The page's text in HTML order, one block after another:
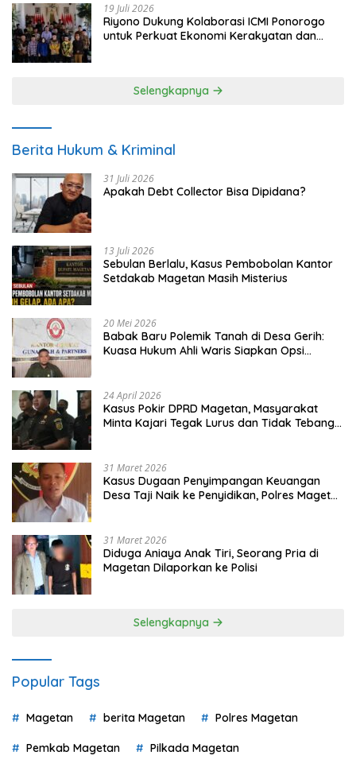
19 Juli 2026
Riyono Dukung Kolaborasi ICMI Ponorogo
untuk Perkuat Ekonomi Kerakyatan dan
Selengkapnya
Berita Hukum & Kriminal
31 Juli 2026
Apakah Debt Collector Bisa Dipidana?
13 Juli 2026
Sebulan Berlalu, Kasus Pembobolan Kantor
Setdakab Magetan Masih Misterius
20 Mei 2026
Babak Baru Polemik Tanah di Desa Gerih:
Kuasa Hukum Ahli Waris Siapkan Opsi
24 April 2026
Kasus Pokir DPRD Magetan, Masyarakat
Minta Kajari Tegak Lurus dan Tidak Tebang
31 Maret 2026
Kasus Dugaan Penyimpangan Keuangan
Desa Taji Naik ke Penyidikan, Polres Magetan
31 Maret 2026
Diduga Aniaya Anak Tiri, Seorang Pria di
Magetan Dilaporkan ke Polisi
Selengkapnya
Popular Tags
Magetan berita Magetan Polres Magetan
Pemkab Magetan Pilkada Magetan